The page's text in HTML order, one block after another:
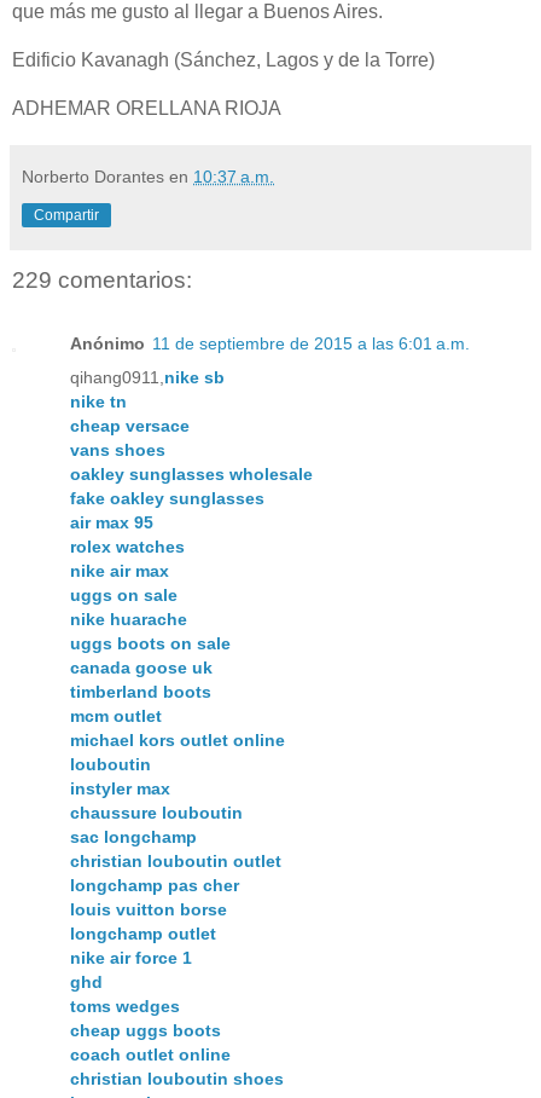
que más me gusto al llegar a Buenos Aires.
Edificio Kavanagh (Sánchez, Lagos y de la Torre)
ADHEMAR ORELLANA RIOJA
Norberto Dorantes en 10:37 a.m.
Compartir
229 comentarios:
Anónimo 11 de septiembre de 2015 a las 6:01 a.m.
qihang0911, nike sb
nike tn
cheap versace
vans shoes
oakley sunglasses wholesale
fake oakley sunglasses
air max 95
rolex watches
nike air max
uggs on sale
nike huarache
uggs boots on sale
canada goose uk
timberland boots
mcm outlet
michael kors outlet online
louboutin
instyler max
chaussure louboutin
sac longchamp
christian louboutin outlet
longchamp pas cher
louis vuitton borse
longchamp outlet
nike air force 1
ghd
toms wedges
cheap uggs boots
coach outlet online
christian louboutin shoes